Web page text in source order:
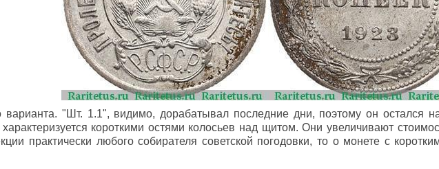
варианта. "Шт. 1.1", видимо, дорабатывал последние дни, поэтому он остался
короткими остями колосьев над щитом. Они увеличивают
практически любого собирателя советской погодовки, то о монете с